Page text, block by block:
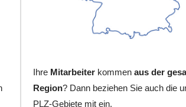
Ihre Mitarbeiter kommenaus der
Region? Dann beziehen Sie auch die
PLZ-Gebiete mit ein.